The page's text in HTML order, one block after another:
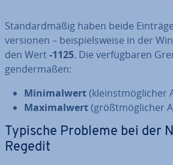
Stan­dard­mä­ßig haben beide
ver­sio­nen – bei­spiels­wei­se in der
den Wert-1125. Die ver­füg­ba­ren
gen­der­ma­ßen:
Mi­ni­mal­wert(kleinst­mög­li­cher
Ma­xi­mal­wert(größt­mög­li­cher
Typische Probleme bei der
Regedit